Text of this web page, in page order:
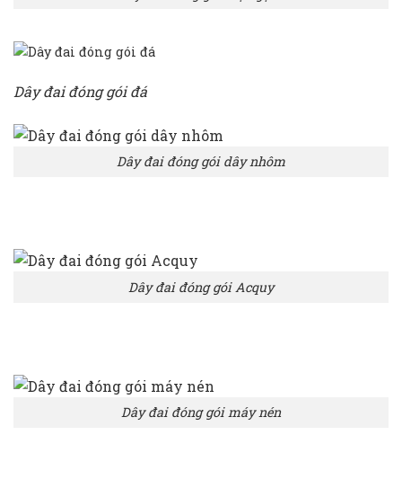
Dây đai đóng gói đá
Dây đai đóng gói dây nhôm
Dây đai đóng gói Acquy
Dây đai đóng gói máy nén